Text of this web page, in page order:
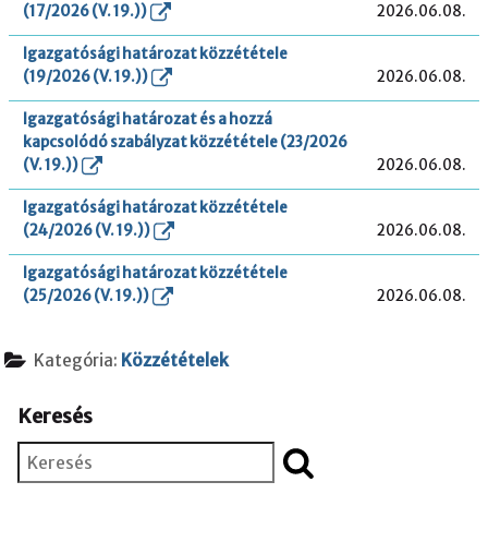
(17/2026 (V. 19.))
2026.06.08.
Igazgatósági határozat közzététele
(19/2026 (V. 19.))
2026.06.08.
Igazgatósági határozat és a hozzá
kapcsolódó szabályzat közzététele (23/2026
(V. 19.))
2026.06.08.
Igazgatósági határozat közzététele
(24/2026 (V. 19.))
2026.06.08.
Igazgatósági határozat közzététele
(25/2026 (V. 19.))
2026.06.08.
Kategória: Közzétételek
Keresés
Keresés